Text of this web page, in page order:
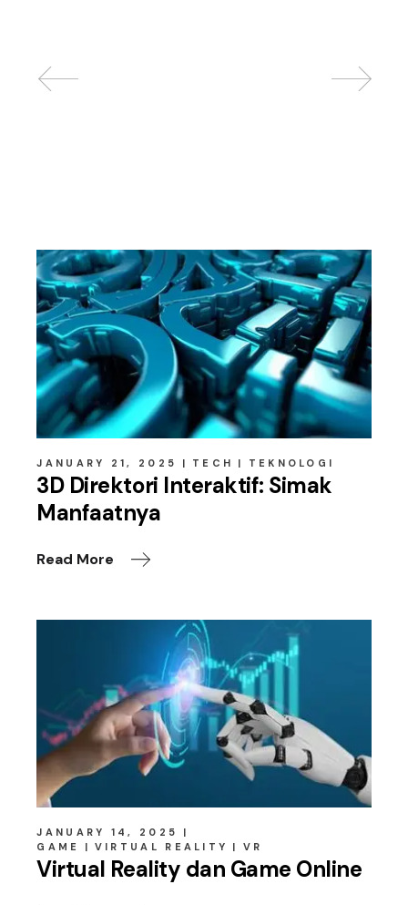
JANUARY 21, 2025 TECH TEKNOLOGI
3D Direktori Interaktif: Simak
Manfaatnya
Read More
JANUARY 14, 2025
GAME
VIRTUAL REALITY VR
Virtual Reality dan Game Online